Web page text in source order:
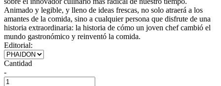
Animado y legible, y lleno de ideas frescas, no solo atraerá a los
amantes de la comida, sino a cualquier persona que disfrute de una
historia extraordinaria: la historia de cómo un joven chef cambió el
mundo gastronómico y reinventó la comida.
Editorial:
Cantidad
-